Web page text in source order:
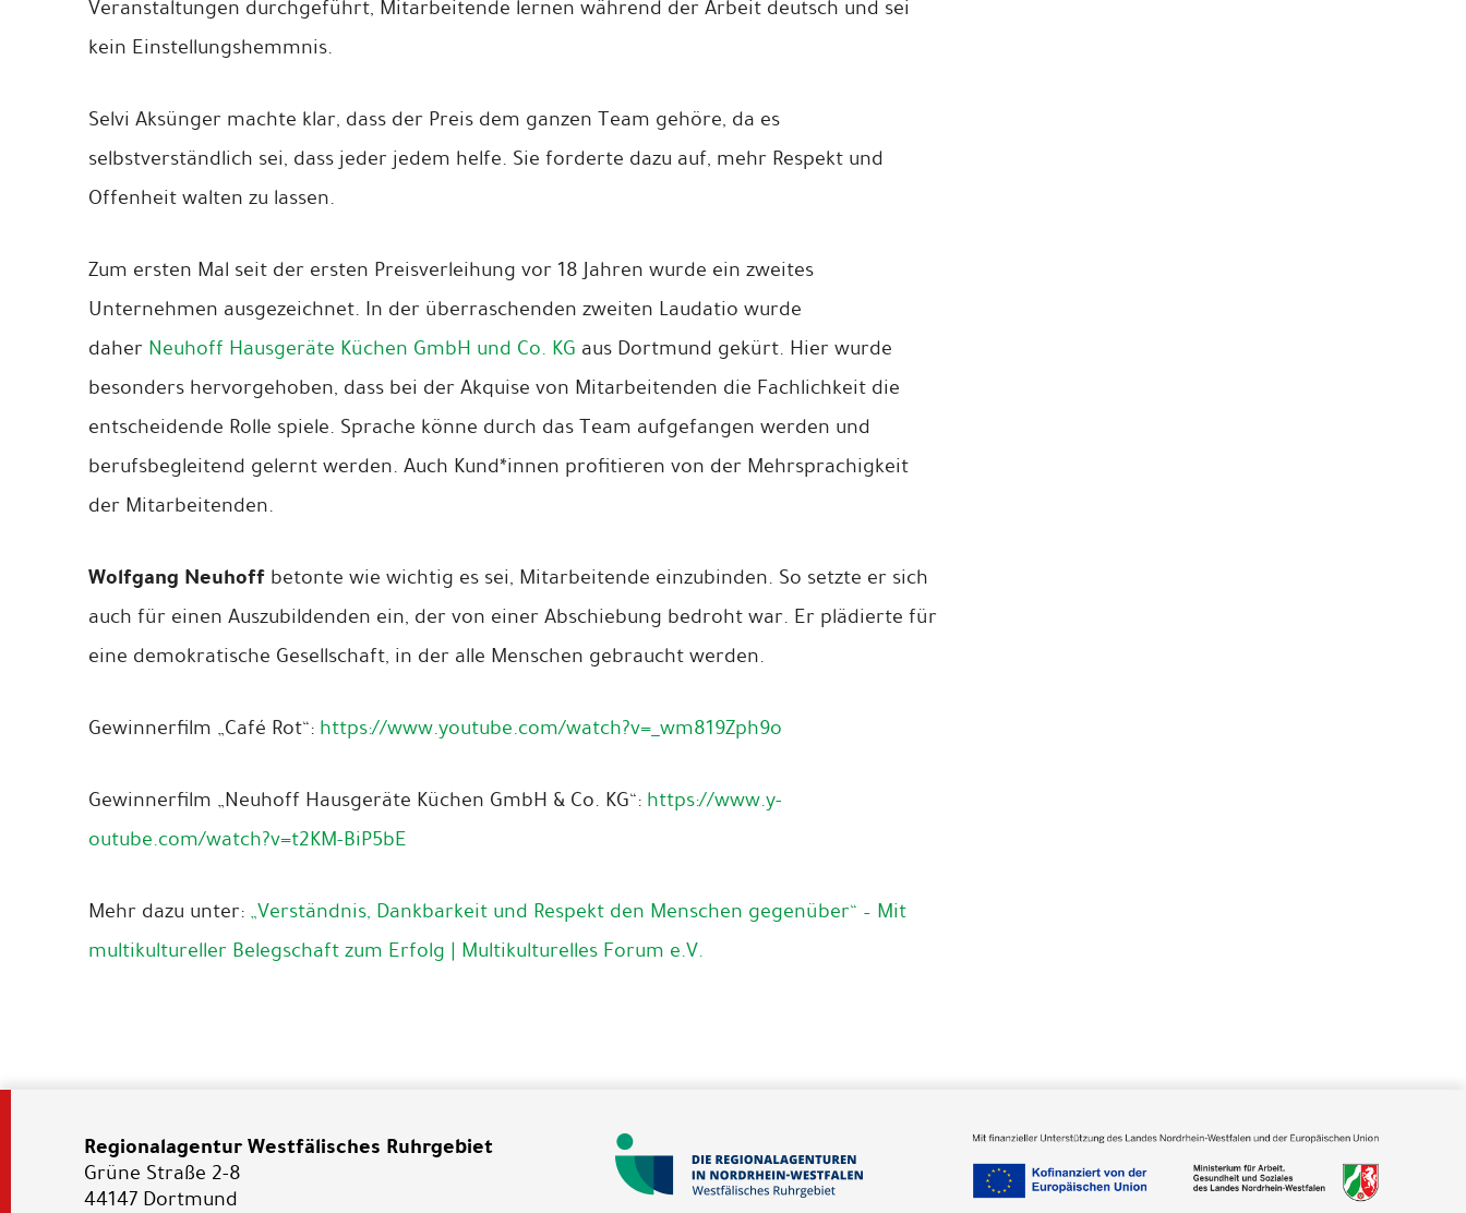
Veranstaltungen durchgeführt, Mitarbeitende lernen während der Arbeit deutsch und sei
kein Einstellungshemmnis.
Selvi Aksünger machte klar, dass der Preis dem ganzen Team gehöre, da es
selbstverständlich sei, dass jeder jedem helfe. Sie forderte dazu auf, mehr Respekt und
Offenheit walten zu lassen.
Zum ersten Mal seit der ersten Preisverleihung vor 18 Jahren wurde ein zweites
Unternehmen ausgezeichnet. In der überraschenden zweiten Laudatio wurde
daher Neuhoff Hausgeräte Küchen GmbH und Co. KG aus Dortmund gekürt. Hier wurde
besonders hervorgehoben, dass bei der Akquise von Mitarbeitenden die Fachlichkeit die
entscheidende Rolle spiele. Sprache könne durch das Team aufgefangen werden und
berufsbegleitend gelernt werden. Auch Kund*innen profitieren von der Mehrsprachigkeit
der Mitarbeitenden.
Wolfgang Neuhoffbetonte wie wichtig es sei, Mitarbeitende einzubinden. So setzte er sich
auch für einen Auszubildenden ein, der von einer Abschiebung bedroht war. Er plädierte für
eine demokratische Gesellschaft, in der alle Menschen gebraucht werden.
Gewinnerfilm „Café Rot“: https://www.youtube.com/watch?v=_wm819Zph9o
Gewinnerfilm „Neuhoff Hausgeräte Küchen GmbH & Co. KG“: https://www.y-
outube.com/watch?v=t2KM-BiP5bE
Mehr dazu unter: „Verständnis, Dankbarkeit und Respekt den Menschen gegenüber“ – Mit
multikultureller Belegschaft zum Erfolg | Multikulturelles Forum e.V.
Regionalagentur Westfälisches Ruhrgebiet
Grüne Straße 2-8
44147 Dortmund